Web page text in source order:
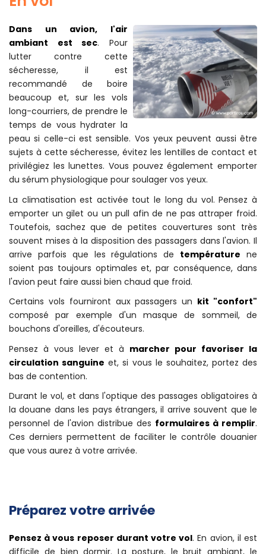
En vol
Dans un avion, l'air
ambiant est sec
. Pour
lutter contre cette
sécheresse, il est
recommandé de boire
beaucoup et, sur les vols
long-courriers, de prendre le
temps de vous hydrater la
peau si celle-ci est sensible. Vos yeux peuvent aussi être
sujets à cette sécheresse, évitez les lentilles de contact et
privilégiez les lunettes. Vous pouvez également emporter
du sérum physiologique pour soulager vos yeux.
La climatisation est activée tout le long du vol. Pensez à
emporter un gilet ou un pull afin de ne pas attraper froid.
Toutefois, sachez que de petites couvertures sont très
souvent mises à la disposition des passagers dans l'avion. Il
arrive parfois que les régulations detempérature
soient pas toujours optimales et, par conséquence, dans
l'avion peut faire aussi bien chaud que froid.
Certains vols fourniront aux passagers un
composé par exemple d'un masque de sommeil, de
bouchons d'oreilles, d'écouteurs.
Pensez à vous lever et à
circulation sanguineet, si vous le souhaitez, portez des
bas de contention.
Durant le vol, et dans l'optique des passages obligatoires à
la douane dans les pays étrangers, il arrive souvent que le
personnel de l'avion distribue des
Préparez votre arrivée